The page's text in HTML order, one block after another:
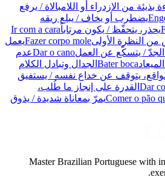
بذيئة من الازدراء أو اللامبالاة / يرفع
يضطرب أو يخاف / يبلع ريقه
يحذر، يتحفّظ / يكون مرتاباًIr com a cara
النظرة الأولىFazer corpo moleيعمل
/ يتسكّع عن العملDar o canoعدم
Bater boca الجدال وتبادل الكلام
يتوقف عن خداع نفسه / يستفيق
Dar القدرة على إنجاز ما طُلب،
Comer o pãoيمرّ بمعاناة شديدة / يذوق
Master Brazilian Portuguese with